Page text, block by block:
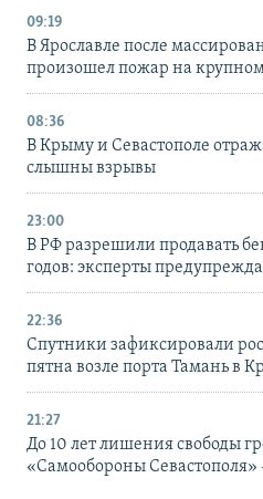
09:19
В Ярославле после
произошел пожар на
08:36
В Крыму и Севастополе
слышны взрывы
23:00
В РФ разрешили продавать
годов: эксперты
22:36
Спутники зафиксировали
пятна возле порта Тамань в
21:27
До 10 лет лишения свободы
«Самообороны